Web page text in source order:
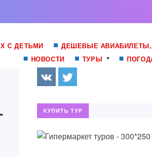
С ДЕТЬМИ
ДЕШЕВЫЕ
НОВОСТИ
ТУРЫ
КУПИТЬ ТУР